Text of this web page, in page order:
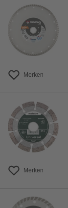
Merken
Merken